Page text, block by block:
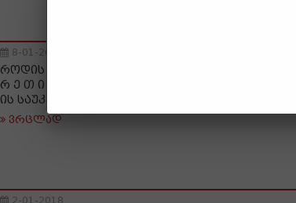
8-01-2018
როდის შეუერთდა სოფელი ჩუხური ანუ ჩ უ ღ უ
რ ე თ ი თბილისს და როგორ ვითარდებოდა
ის საუკუნეების მანძილზე
ვრცლად
2-01-2018